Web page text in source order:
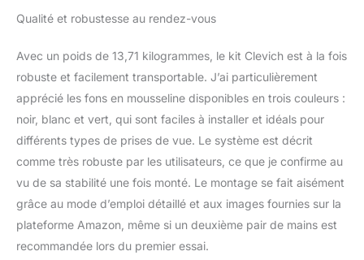
lumineuse de n'importe
2 lampes de studio
lumière du jour : les LED
ressemblent à la lumière
naturelle du jour,
claire des objets éclairés.
【2 x Softboxes】:
ensemble d'éclairage
softbox LED 2 pièces de
84 cm avec ampoules
LED améliorées et
ampoules à économie
Qualité et robustesse au rendez-vous
Avec un poids de 13,71 kilogrammes, le kit Clevich est à la fois
robuste et facilement transportable. J’ai particulièrement
apprécié les fons en mousseline disponibles en trois couleurs :
noir, blanc et vert, qui sont faciles à installer et idéals pour
différents types de prises de vue. Le système est décrit
comme très robuste par les utilisateurs, ce que je confirme au
vu de sa stabilité une fois monté. Le montage se fait aisément
grâce au mode d’emploi détaillé et aux images fournies sur la
plateforme Amazon, même si un deuxième pair de mains est
recommandée lors du premier essai.